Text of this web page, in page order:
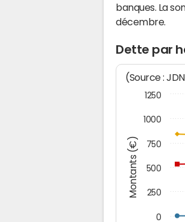
banques. La
décembre.
Dette par
Montants (€)
(Source :
0
250
500
750
1000
1250